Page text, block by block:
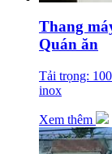
Thang
Quán ăn
Tải trọng:
inox
Xem thêm